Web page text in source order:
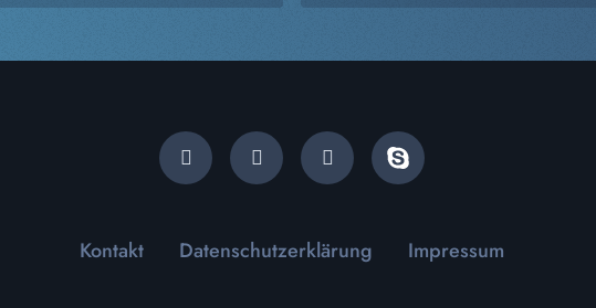
Kontakt Datenschutzerklärung Impressum